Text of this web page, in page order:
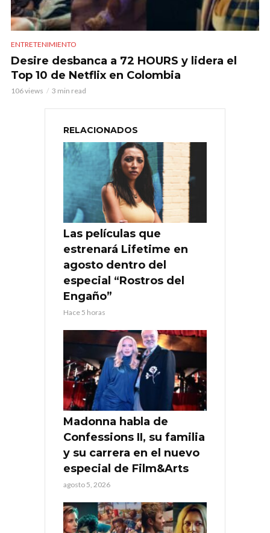
ENTRETENIMIENTO
Desire desbanca a 72 HOURS y lidera el
Top 10 de Netflix en Colombia
106 views 3 min read
RELACIONADOS
Las películas que
estrenará Lifetime en
agosto dentro del
especial “Rostros del
Engaño”
Hace 5 horas
Madonna habla de
Confessions II, su familia
y su carrera en el nuevo
especial de Film&Arts
agosto 5, 2026